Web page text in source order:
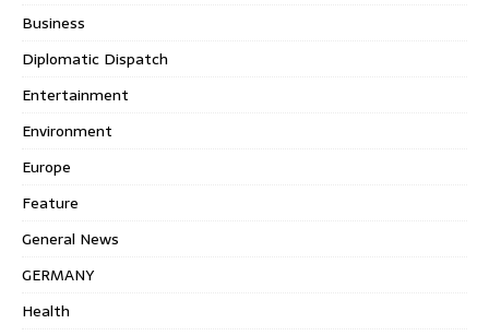
Business
Diplomatic Dispatch
Entertainment
Environment
Europe
Feature
General News
GERMANY
Health